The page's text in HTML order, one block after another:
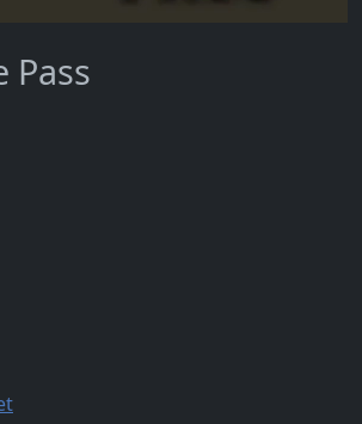
Pass